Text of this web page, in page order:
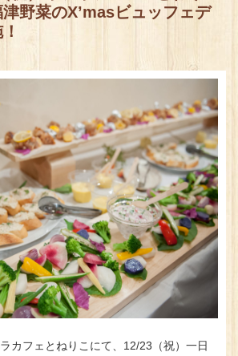
津野菜のX’masビュッフェデ
カフェとねりこにて、12/23（祝）一日